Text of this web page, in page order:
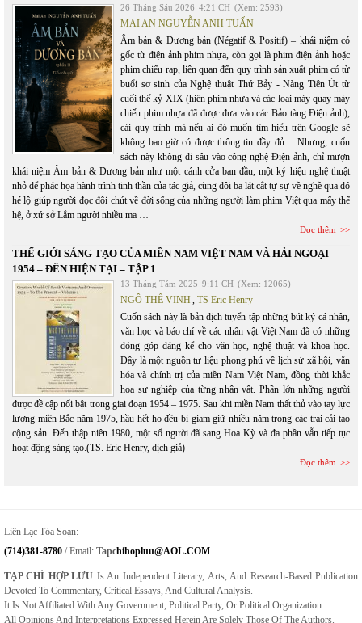
26 Tháng Sáu 2026 4:21 CH (Xem: 2593)
MAI AN NGUYỄN ANH TUẤN
Âm bản & Dương bản (Négatif & Positif) – khái niệm có
gốc từ điện ảnh phim nhựa, còn gọi là phim điện ảnh hoặc
phim chiếu rạp, liên quan đến quy trình sản xuất phim có từ
buổi sơ sinh của Nghệ thuật Thứ Bảy - Nàng Tiên Út từ
cuối thế kỷ XIX (hiện phim nhựa và các loại máy quay máy
chiếu phim nhựa đã được đưa vào các Bảo tàng Điện ảnh),
cái quy trình mà nếu ai đó muốn tìm hiểu trên Google sẽ
không bao giờ có được thông tin đầy đủ… Nhưng, cuốn
sách này không đi sâu vào công nghệ Điện ảnh, chỉ mượn
khái niệm Âm bản & Dương bản như một cánh cửa ban đầu, một ký hiệu nghệ thuật
nhỏ để phác họa hành trình tinh thần của tác giả, cùng đôi ba lát cắt tự sự về nghề qua đó
hé lộ giúp người đọc đôi chút về đời sống của những người làm phim Việt qua mấy thế
hệ, ở xứ sở Lắm người nhiều ma …
Đọc thêm
THẾ GIỚI SÁNG TẠO CỦA MIỀN NAM VIỆT NAM VÀ HẢI NGOẠI
1954 – ĐẾN HIỆN TẠI – TẬP 1
13 Tháng Tám 2025 9:11 CH (Xem: 12065)
NGÔ THẾ VINH, TS Eric Henry
Cuốn sách này là bản dịch tuyển tập những bút ký cá nhân,
văn học và báo chí về các nhân vật Việt Nam đã có những
đóng góp đáng kể cho văn học, nghệ thuật và khoa học.
Đây là một nguồn tư liệu phong phú về lịch sử xã hội, văn
hóa và chính trị của miền Nam Việt Nam, đồng thời khắc
họa sự nghiệp của từng nhân vật. Phần lớn những người
được đề cập nổi bật trong giai đoạn 1954 – 1975. Sau khi miền Nam thất thủ vào tay lực
lượng miền Bắc năm 1975, hầu hết họ đều bị giam giữ nhiều năm trong các trại cải tạo
cộng sản. Đến thập niên 1980, một số người đã sang Hoa Kỳ và đa phần vẫn tiếp tục
hoạt động sáng tạo.(TS. Eric Henry, dịch giả)
Đọc thêm
Liên Lạc Tòa Soạn:
(714)381-8780 / Email: TapcHihopluu@AOL.COM
TẠP CHÍ HỢP LƯU Is An Independent Literary, Arts, And Research-Based Publication
Devoted To Commentary, Critical Essays, And Cultural Analysis.
It Is Not Affiliated With Any Government, Political Party, Or Political Organization.
All Opinions And Interpretations Expressed Herein Are Solely Those Of The Authors.